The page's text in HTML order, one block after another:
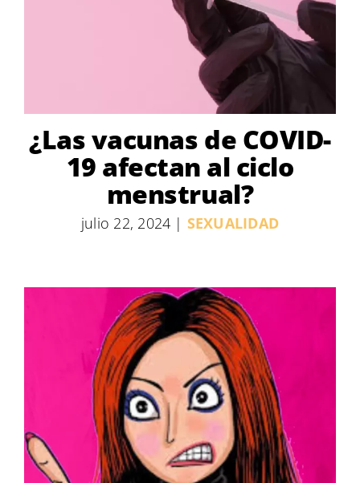
¿Las vacunas de COVID-
19 afectan al ciclo
menstrual?
julio 22, 2024 | SEXUALIDAD